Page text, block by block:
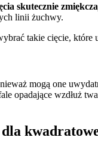
skutecznie
linii żuchwy.
takie cięcie,
mogą one
opadające wzdłuż